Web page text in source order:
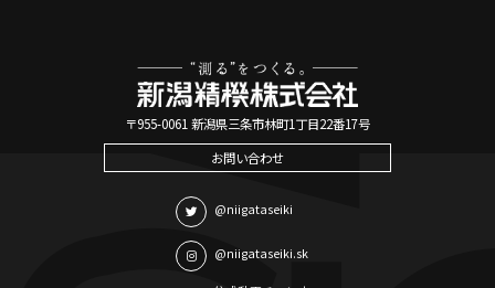
〒955-0061 新潟県三条市林町1丁目22番17号
お問い合わせ
@niigataseiki
@niigataseiki.sk